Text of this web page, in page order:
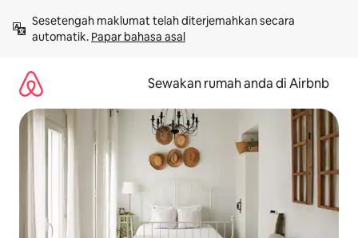
kandungan
Sesetengah maklumat telah diterjemahkan secara
automatik. Papar bahasa asal
Sewakan rumah anda di Airbnb